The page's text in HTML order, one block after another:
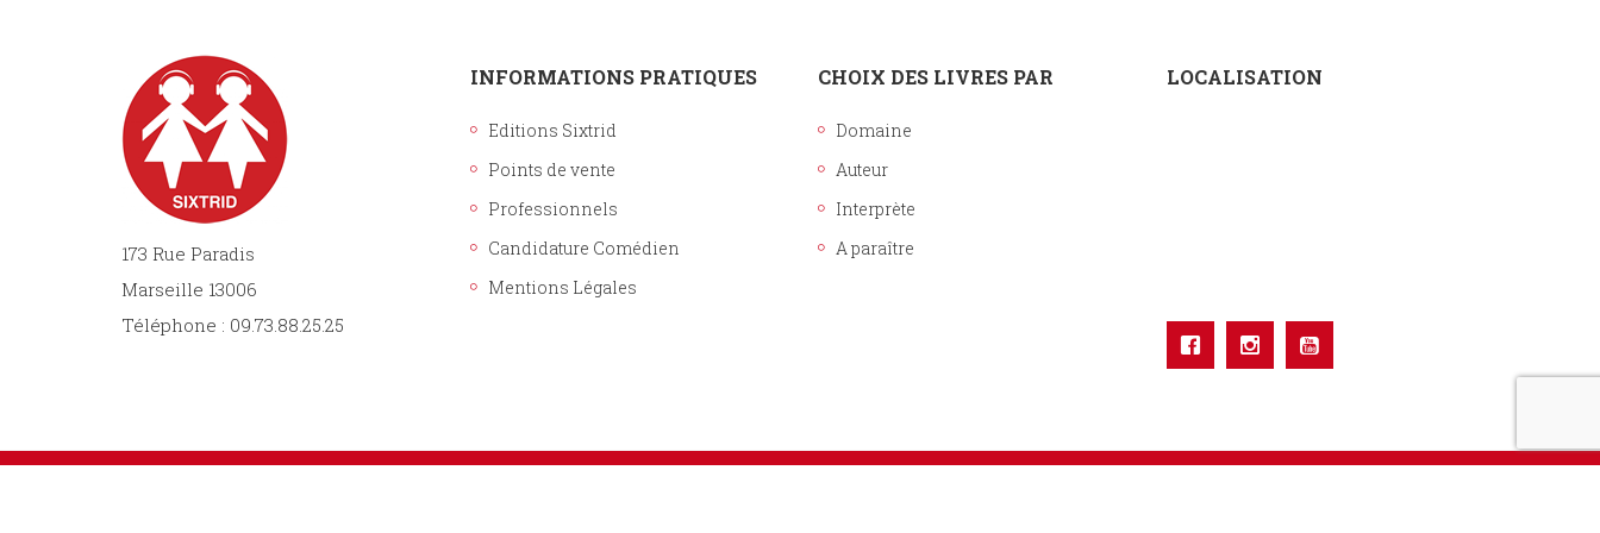
173 Rue Paradis
Marseille 13006
Téléphone : 09.73.88.25.25
INFORMATIONS PRATIQUES
Editions Sixtrid
Points de vente
Professionnels
Candidature Comédien
Mentions Légales
CHOIX DES LIVRES PAR
Domaine
Auteur
Interprète
A paraître
LOCALISATION